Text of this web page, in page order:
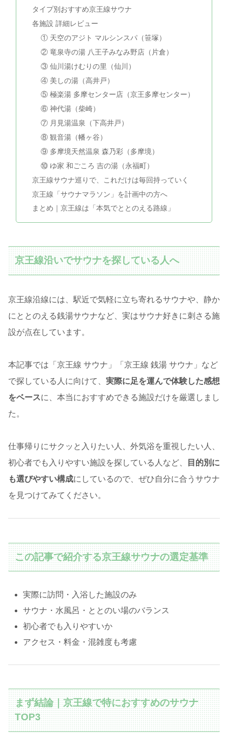
タイプ別おすすめ京王線サウナ
各施設 詳細レビュー
① 天空のアジト マルシンスパ（笹塚）
② 竜泉寺の湯 八王子みなみ野店（片倉）
③ 仙川湯けむりの里（仙川）
④ 美しの湯（高井戸）
⑤ 極楽湯 多摩センター店（京王多摩センター）
⑥ 神代湯（柴崎）
⑦ 月見湯温泉（下高井戸）
⑧ 観音湯（幡ヶ谷）
⑨ 多摩境天然温泉 森乃彩（多摩境）
⑩ ゆ家 和ごころ 吉の湯（永福町）
京王線サウナ巡りで、これだけは毎回持っていく
京王線「サウナマラソン」を計画中の方へ
まとめ｜京王線は「本気でととのえる路線」
京王線沿いでサウナを探している人へ
京王線沿線には、駅近で気軽に立ち寄れるサウナや、静か
にととのえる銭湯サウナなど、実はサウナ好きに刺さる施
設が点在しています。
本記事では「京王線 サウナ」「京王線 銭湯 サウナ」など
で探している人に向けて、 実際に足を運んで体験した感想
をベースに、本当におすすめできる施設だけを厳選しまし
た。
仕事帰りにサクッと入りたい人、外気浴を重視したい人、
初心者でも入りやすい施設を探している人など、
目的別に
も選びやすい構成にしているので、ぜひ自分に合うサウナ
を見つけてみてください。
この記事で紹介する京王線サウナの選定基準
実際に訪問・入浴した施設のみ
サウナ・水風呂・ととのい場のバランス
初心者でも入りやすいか
アクセス・料金・混雑度も考慮
まず結論｜京王線で特におすすめのサウナ
TOP3